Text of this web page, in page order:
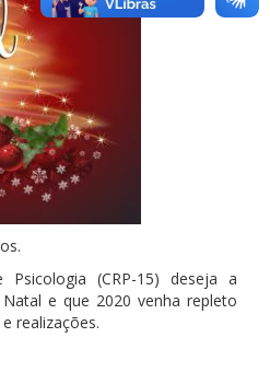
(CRP-15) deseja a
e que 2020 venha repleto
realizações.